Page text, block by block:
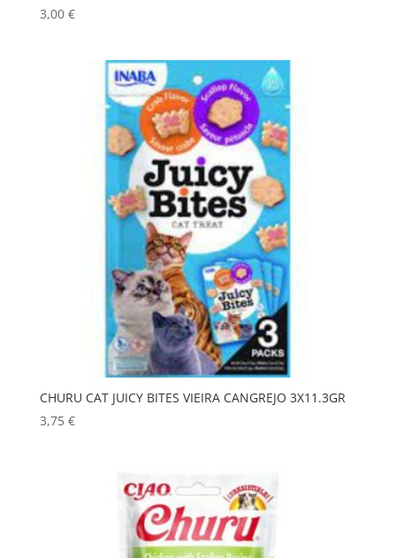
3,00 €
CHURU CAT JUICY BITES VIEIRA CANGREJO 3X11.3GR
3,75 €